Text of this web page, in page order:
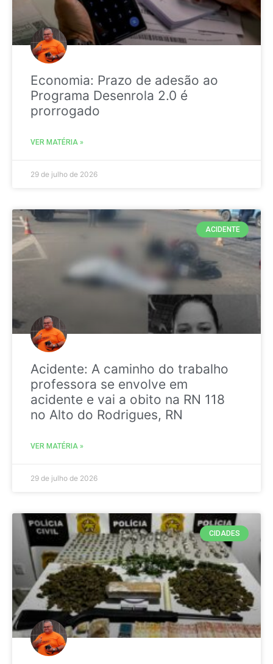
Economia: Prazo de adesão ao
Programa Desenrola 2.0 é
prorrogado
VER MATÉRIA »
29 de julho de 2026
ACIDENTE
Acidente: A caminho do trabalho
professora se envolve em
acidente e vai a obito na RN 118
no Alto do Rodrigues, RN
VER MATÉRIA »
29 de julho de 2026
CIDADES